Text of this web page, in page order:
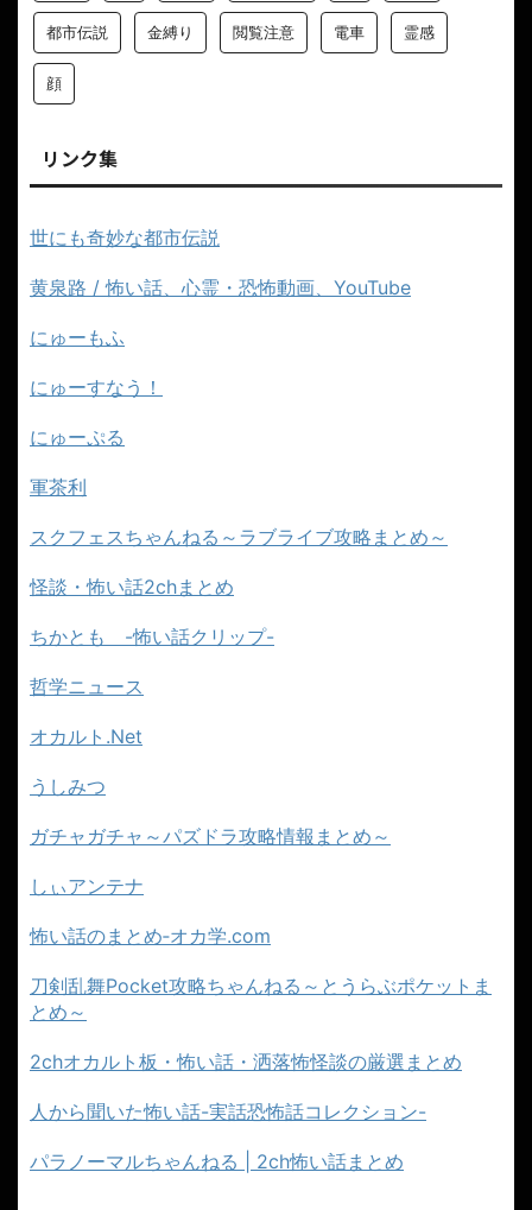
都市伝説 金縛り 閲覧注意 電車 霊感
顔
リンク集
世にも奇妙な都市伝説
黄泉路 / 怖い話、心霊・恐怖動画、YouTube
にゅーもふ
にゅーすなう！
にゅーぷる
軍茶利
スクフェスちゃんねる～ラブライブ攻略まとめ～
怪談・怖い話2chまとめ
ちかとも -怖い話クリップ-
哲学ニュース
オカルト.Net
うしみつ
ガチャガチャ～パズドラ攻略情報まとめ～
しぃアンテナ
怖い話のまとめ‐オカ学.com
刀剣乱舞Pocket攻略ちゃんねる～とうらぶポケットま
とめ～
2chオカルト板・怖い話・洒落怖怪談の厳選まとめ
人から聞いた怖い話-実話恐怖話コレクション-
パラノーマルちゃんねる | 2ch怖い話まとめ